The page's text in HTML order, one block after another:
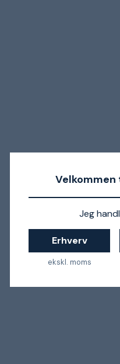
Jeg
Erhverv
ekskl. moms